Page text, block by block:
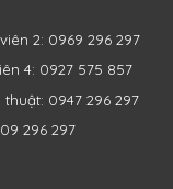
2: 0969 296 297
4: 0927 575 857
thuật: 0947 296 297
296 297